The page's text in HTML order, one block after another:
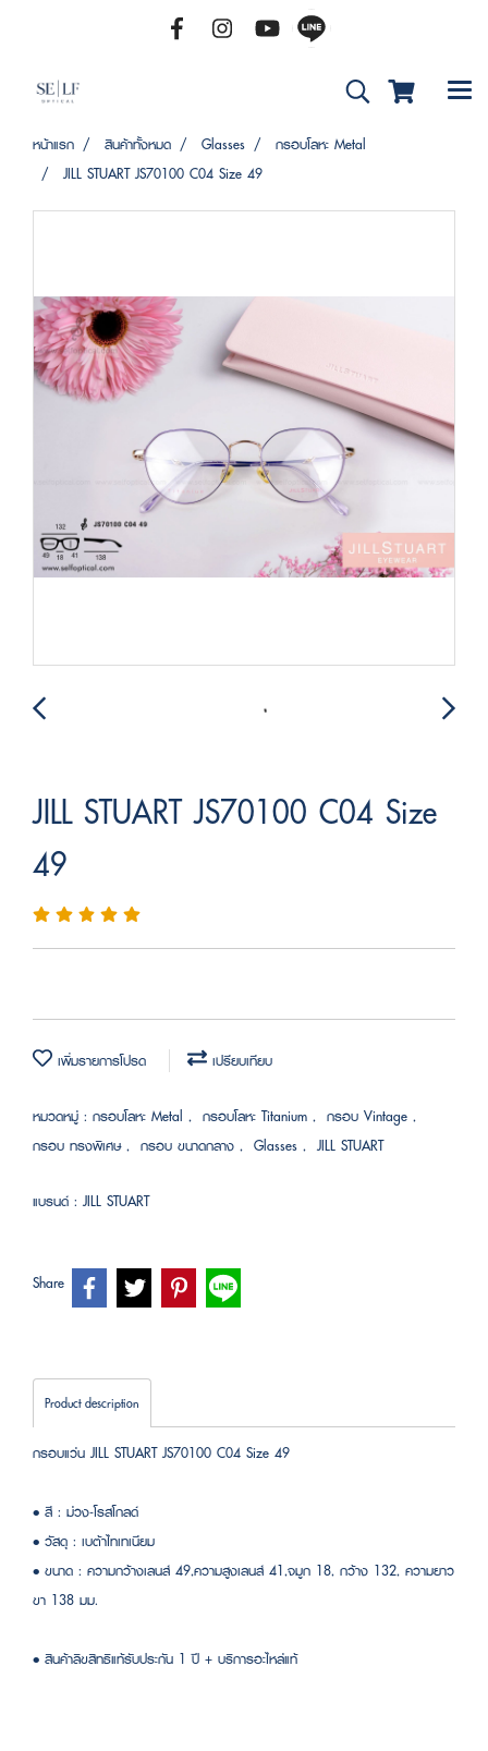
หน้าแรก สินค้าทั้งหมด Glasses
กรอบโลหะ Metal
JILL STUART JS70100 C04 Size 49
JILL STUART JS70100 C04 Size
49
เพิ่มรายการโปรด เปรียบเทียบ
หมวดหมู่ : กรอบโลหะ Metal , กรอบโลหะ Titanium , กรอบ Vintage ,
กรอบ ทรงพิเศษ, กรอบ ขนาดกลาง , Glasses , JILL STUART
แบรนด์ :JILL STUART
Share
Product description
กรอบแว่น JILL STUART JS70100 C04 Size 49
• สี : ม่วง-โรสโกลด์
• วัสดุ : เบต้าไทเทเนียม
• ขนาด : ความกว้างเลนส์ 49,ความสูงเลนส์ 41,จมูก 18, กว้าง 132, ความยาว
ขา 138 มม.
• สินค้าลิขสิทธิแท้รับประกัน 1 ปี + บริการอะไหล่แท้